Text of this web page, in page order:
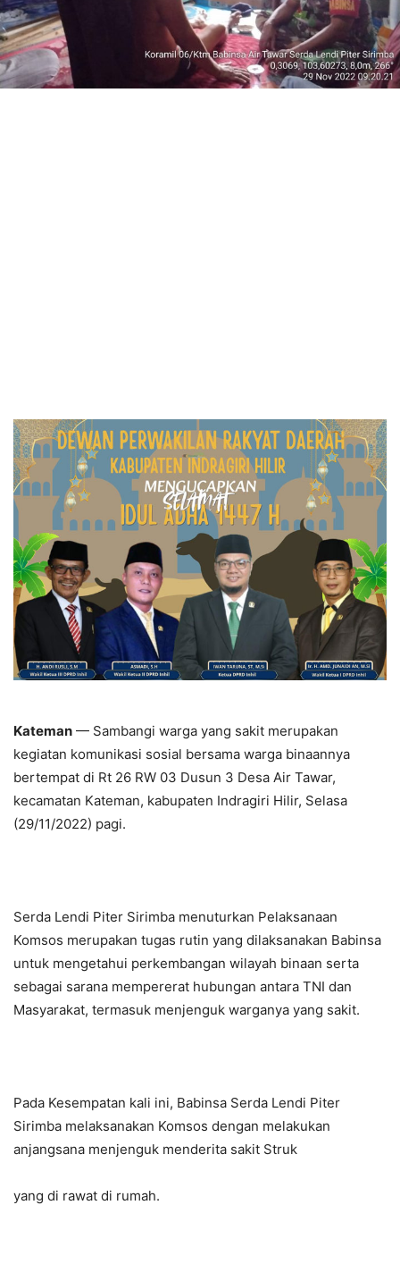
Kateman — Sambangi warga yang sakit merupakan
kegiatan komunikasi sosial bersama warga binaannya
bertempat di Rt 26 RW 03 Dusun 3 Desa Air Tawar,
kecamatan Kateman, kabupaten Indragiri Hilir, Selasa
(29/11/2022) pagi.
Serda Lendi Piter Sirimba menuturkan Pelaksanaan
Komsos merupakan tugas rutin yang dilaksanakan Babinsa
untuk mengetahui perkembangan wilayah binaan serta
sebagai sarana mempererat hubungan antara TNI dan
Masyarakat, termasuk menjenguk warganya yang sakit.
Pada Kesempatan kali ini, Babinsa Serda Lendi Piter
Sirimba melaksanakan Komsos dengan melakukan
anjangsana menjenguk menderita sakit Struk
yang di rawat di rumah.